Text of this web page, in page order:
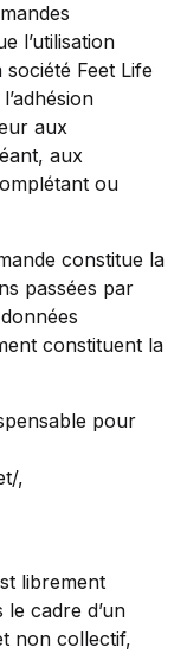
l’utilisation
Feet Life
aux
aux
ou
constitue la
passées par
constituent la
pour
,
librement
cadre d’un
non collectif,